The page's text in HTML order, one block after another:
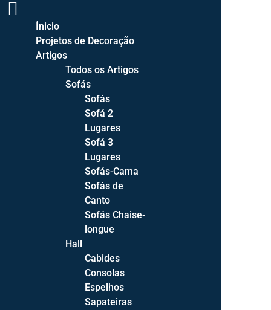
DECOR STYLE | DECORAÇÃO DE INTERIORES
PROJETOS DE DECORAÇÃO
ENTREGA GRATUITA PORTUGAL CONTINENTAL >500€
Ínicio
Projetos de Decoração
Artigos
Todos os Artigos
Sofás
Sofás
Sofá 2
Lugares
Sofá 3
Lugares
Sofás-Cama
Sofás de
Canto
Sofás Chaise-
longue
Hall
Cabides
Consolas
Espelhos
Sapateiras